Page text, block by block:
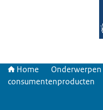
Home Onderwerpen
consumentenproducten